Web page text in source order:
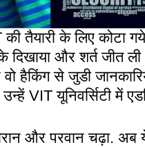
तैयारी के लिए कोटा
और शर्त जीत
हैकिंग से जुडी
VIT यूनिवर्सिटी में
और परवान चढ़ा.